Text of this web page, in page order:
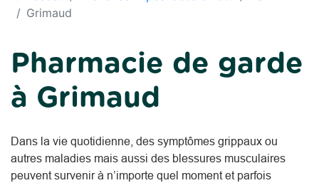
Grimaud
Pharmacie de garde
à Grimaud
Dans la vie quotidienne, des symptômes grippaux ou
autres maladies mais aussi des blessures musculaires
peuvent survenir à n’importe quel moment et parfois